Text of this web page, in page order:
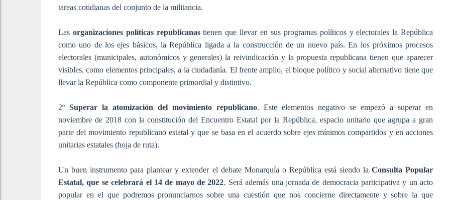
tareas cotidianas del conjunto de la militancia.
Las organizaciones políticas republicanastienen que llevar en sus programas políticos y electorales la República
como uno de los ejes básicos, la República ligada a la construcción de un nuevo país. En los próximos procesos
electorales (municipales, autonómicos y generales) la reivindicación y la propuesta republicana tienen que aparecer
visibles, como elementos principales, a la ciudadanía. El frente amplio, el bloque político y social alternativo tiene que
llevar la República como componente primordial y distintivo.
2ºSuperar la atomización del movimiento republicano. Este elementos negativo se empezó a superar en
noviembre de 2018 con la constitución del Encuentro Estatal por la República, espacio unitario que agrupa a gran
parte del movimiento republicano estatal y que se basa en el acuerdo sobre ejes mínimos compartidos y en acciones
unitarias estatales (hoja de ruta).
Un buen instrumento para plantear y extender el debate Monarquía o República está siendo laConsulta Popular
Estatal, que se celebrará el 14 de mayo de 2022. Será además una jornada de democracia participativa y un acto
popular en el que podremos pronunciarnos sobre una cuestión que nos concierne directamente y sobre la que